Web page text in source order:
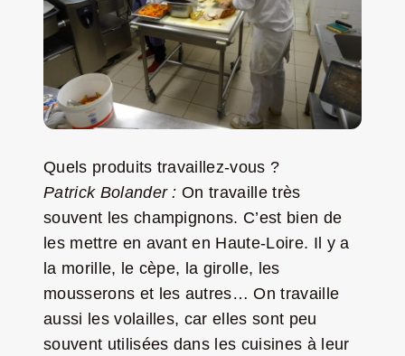
Quels produits travaillez-vous ?
Patrick Bolander : On travaille très
souvent les champignons. C’est bien de
les mettre en avant en Haute-Loire. Il y a
la morille, le cèpe, la girolle, les
mousserons et les autres… On travaille
aussi les volailles, car elles sont peu
souvent utilisées dans les cuisines à leur